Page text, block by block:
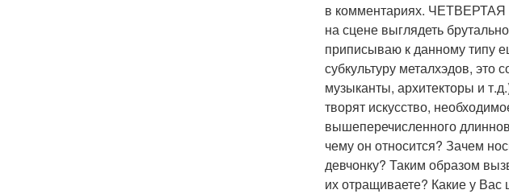
в комментариях. ЧЕТВЕРТАЯ
на сцене выглядеть
приписываю к данному типу
субкультуру металхэдов,
музыканты, архитекторы и
творят искусство,
вышеперечисленного
чему он относится? Зачем
девчонку? Таким образом
их отращиваете? Какие у